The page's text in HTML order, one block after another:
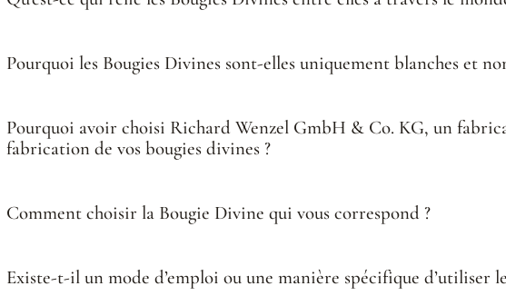
Pourquoi les Bougies Divines sont-elles uniquement blanches et
Pourquoi avoir choisi Richard Wenzel GmbH & Co. KG, un
fabrication de vos bougies divines ?
Comment choisir la Bougie Divine qui vous correspond ?
Existe-t-il un mode d’emploi ou une manière spécifique d’utiliser